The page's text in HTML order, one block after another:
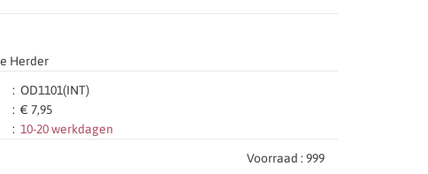
Herder
: OD1101(INT)
: € 7,95
: 10-20 werkdagen
Voorraad : 999